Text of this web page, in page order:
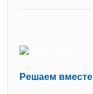
Решаем вместе